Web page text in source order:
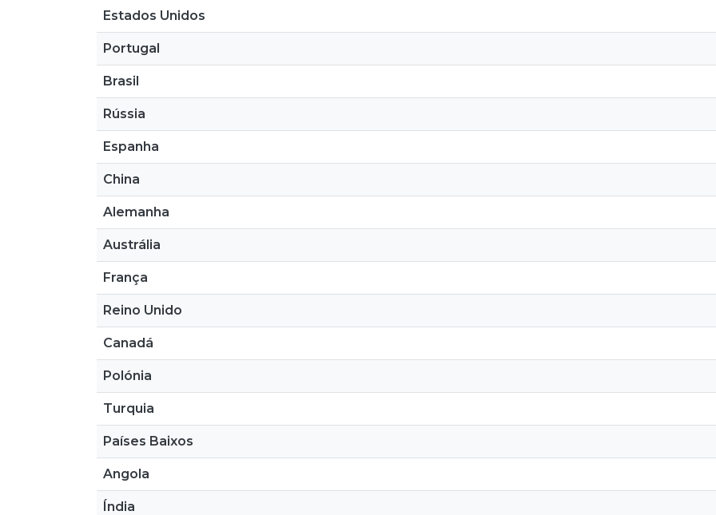
Estados Unidos
Portugal
Brasil
Rússia
Espanha
China
Alemanha
Austrália
França
Reino Unido
Canadá
Polónia
Turquia
Países Baixos
Angola
Índia